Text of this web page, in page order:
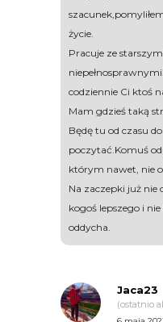
życie.
Pracuje ze
codziennie Ci ktoś
Mam gdzieś taką
Będę tu od czasu
poczytać.Komuś
którym nawet, nie
Na zaczepki już nie
kogoś lepszego i
oddycha.
Jaca23
(ostatnio